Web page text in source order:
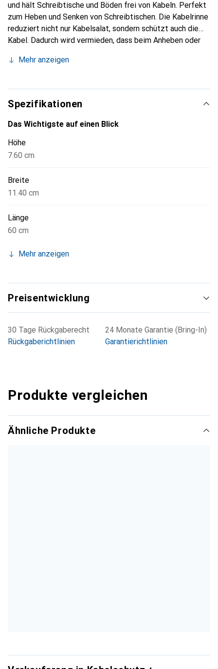
und hält Schreibtische und Böden frei von Kabeln. Perfekt
zum Heben und Senken von Schreibtischen. Die Kabelrinne
reduziert nicht nur Kabelsalat, sondern schützt auch die
Kabel. Dadurch wird vermieden, dass beim Anheben oder
gerissen wird. Durch das minimalistische Design passt der
Mehr anzeigen
Spezifikationen
Das Wichtigste auf einen Blick
Höhe
7.60 cm
Breite
11.40 cm
Länge
60 cm
Mehr anzeigen
Preisentwicklung
30 Tage Rückgaberecht
Rückgaberichtlinien
24 Monate Garantie (Bring-In)
Garantierichtlinien
Produkte vergleichen
Ähnliche Produkte